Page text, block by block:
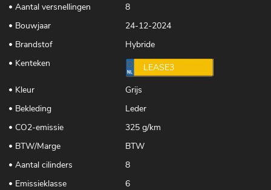
Aantal versnellingen
8
Bouwjaar
24-12-2024
Brandstof
Hybride
Kenteken
LEASE3
Kleur
Grijs
Bekleding
Leder
CO2-emissie
325 g/km
BTW/Marge
BTW
Aantal cilinders
8
Emissieklasse
6